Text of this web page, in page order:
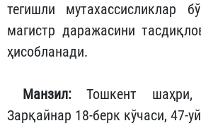
тегишли мутахассисликлар
магистр даражасини
ҳисобланади.
Манзил:Тошкент шаҳри,
Зарқайнар 18-берк кўчаси, 47-